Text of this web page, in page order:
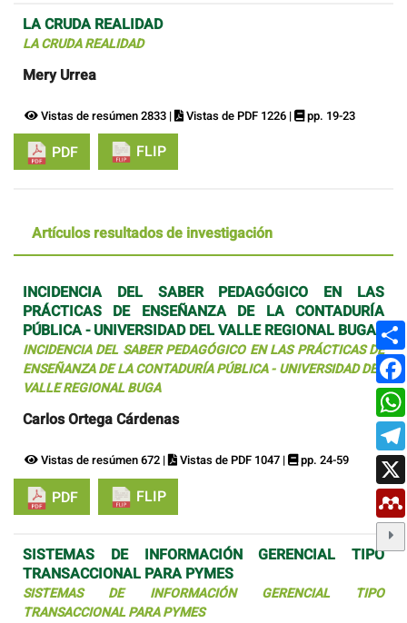
LA CRUDA REALIDAD
LA CRUDA REALIDAD
Mery Urrea
Vistas de resúmen 2833 | Vistas de PDF 1226 | pp. 19-23
PDF FLIP
Artículos resultados de investigación
INCIDENCIA DEL SABER PEDAGÓGICO EN LAS
PRÁCTICAS DE ENSEÑANZA DE LA CONTADURÍA
PÚBLICA - UNIVERSIDAD DEL VALLE REGIONAL BUGA
INCIDENCIA DEL SABER PEDAGÓGICO EN LAS PRÁCTICAS DE
ENSEÑANZA DE LA CONTADURÍA PÚBLICA - UNIVERSIDAD DEL
VALLE REGIONAL BUGA
Carlos Ortega Cárdenas
Vistas de resúmen 672 | Vistas de PDF 1047 | pp. 24-59
PDF FLIP
SISTEMAS DE INFORMACIÓN GERENCIAL TIPO
TRANSACCIONAL PARA PYMES
SISTEMAS DE INFORMACIÓN GERENCIAL TIPO
TRANSACCIONAL PARA PYMES